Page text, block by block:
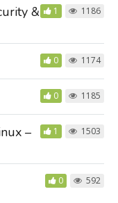
&
1 1186
0 1174
0 1185
–
1 1503
0 592